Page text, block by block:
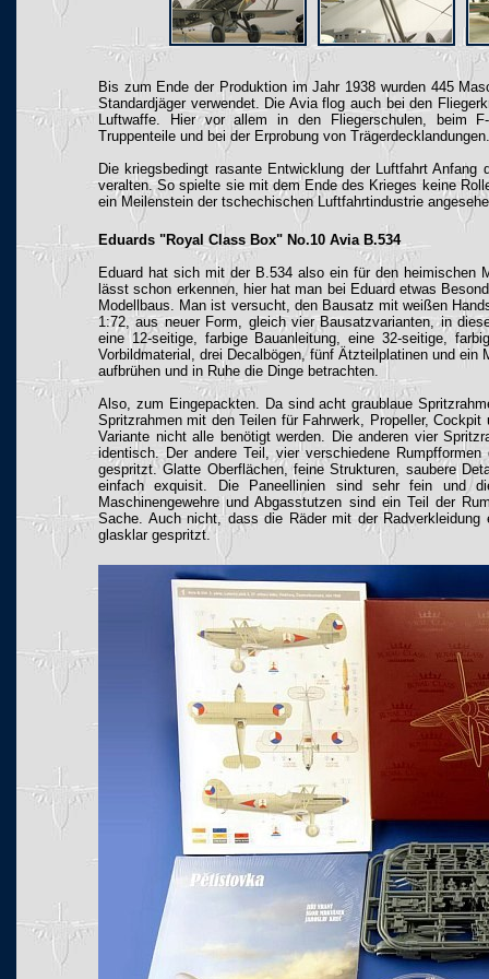
Bis zum Ende der Produktion im Jahr 1938 wurden 445
Standardjäger verwendet. Die Avia flog auch bei den
Luftwaffe. Hier vor allem in den Fliegerschulen, beim
Truppenteile und bei der Erprobung von Trägerdecklandungen.
Die kriegsbedingt rasante Entwicklung der Luftfahrt
veralten. So spielte sie mit dem Ende des Krieges keine
ein Meilenstein der tschechischen Luftfahrtindustrie
Eduards "Royal Class Box" No.10 Avia B.534
Eduard hat sich mit der B.534 also ein für den heimischen
lässt schon erkennen, hier hat man bei Eduard etwas
Modellbaus. Man ist versucht, den Bausatz mit weißen
1:72, aus neuer Form, gleich vier Bausatzvarianten, in
eine 12-seitige, farbige Bauanleitung, eine 32-seitige,
Vorbildmaterial, drei Decalbögen, fünf Ätzteilplatinen und
aufbrühen und in Ruhe die Dinge betrachten.
Also, zum Eingepackten. Da sind acht graublaue
Spritzrahmen mit den Teilen für Fahrwerk, Propeller,
Variante nicht alle benötigt werden. Die anderen vier
identisch. Der andere Teil, vier verschiedene
gespritzt. Glatte Oberflächen, feine Strukturen, saubere
einfach exquisit. Die Paneellinien sind sehr fein und
Maschinengewehre und Abgasstutzen sind ein Teil der
Sache. Auch nicht, dass die Räder mit der
glasklar gespritzt.